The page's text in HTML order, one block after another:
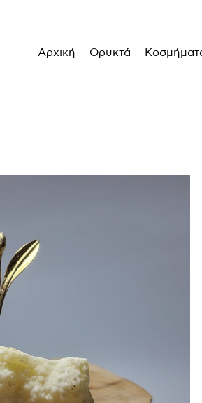
Αρχική Ορυκτά